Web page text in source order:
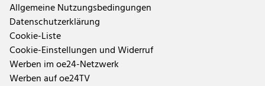
Allgemeine Nutzungsbedingungen
Datenschutzerklärung
Cookie-Liste
Cookie-Einstellungen und Widerruf
Werben im oe24-Netzwerk
Werben auf oe24TV